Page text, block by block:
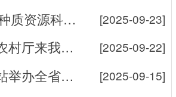
2025年蚕桑种质资源科普开放日活动成功举办 [2025-09-23]
山东省农业农村厅来我省开展农药产业发展考察交流活动 [2025-09-22]
省耕地环境站举办全省水肥一体化技术视频培训班 [2025-09-15]